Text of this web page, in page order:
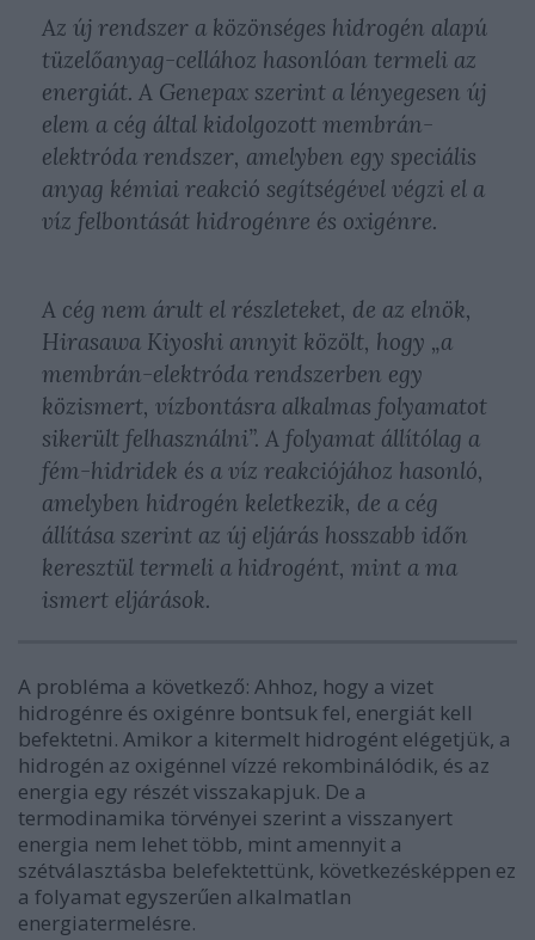
Az új rendszer a közönséges hidrogén alapú
tüzelőanyag-cellához hasonlóan termeli az
energiát. A Genepax szerint a lényegesen új
elem a cég által kidolgozott membrán-
elektróda rendszer, amelyben egy speciális
anyag kémiai reakció segítségével végzi el a
víz felbontását hidrogénre és oxigénre.
A cég nem árult el részleteket, de az elnök,
Hirasawa Kiyoshi annyit közölt, hogy „a
membrán-elektróda rendszerben egy
közismert, vízbontásra alkalmas folyamatot
sikerült felhasználni”. A folyamat állítólag a
fém-hidridek és a víz reakciójához hasonló,
amelyben hidrogén keletkezik, de a cég
állítása szerint az új eljárás hosszabb időn
keresztül termeli a hidrogént, mint a ma
ismert eljárások.
A probléma a következő: Ahhoz, hogy a vizet
hidrogénre és oxigénre bontsuk fel, energiát kell
befektetni. Amikor a kitermelt hidrogént elégetjük, a
hidrogén az oxigénnel vízzé rekombinálódik, és az
energia egy részét visszakapjuk. De a
termodinamika törvényei szerint a visszanyert
energia nem lehet több, mint amennyit a
szétválasztásba belefektettünk, következésképpen ez
a folyamat egyszerűen alkalmatlan
energiatermelésre.